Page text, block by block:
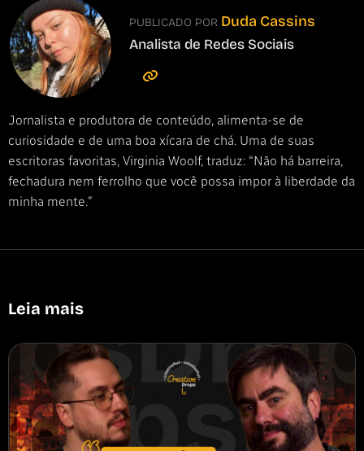
PUBLICADO POR Duda Cassins
Analista de Redes Sociais
Jornalista e produtora de conteúdo, alimenta-se de
curiosidade e de uma boa xícara de chá. Uma de suas
escritoras favoritas, Virginia Woolf, traduz: “Não há barreira,
fechadura nem ferrolho que você possa impor à liberdade da
minha mente.”
Leia mais